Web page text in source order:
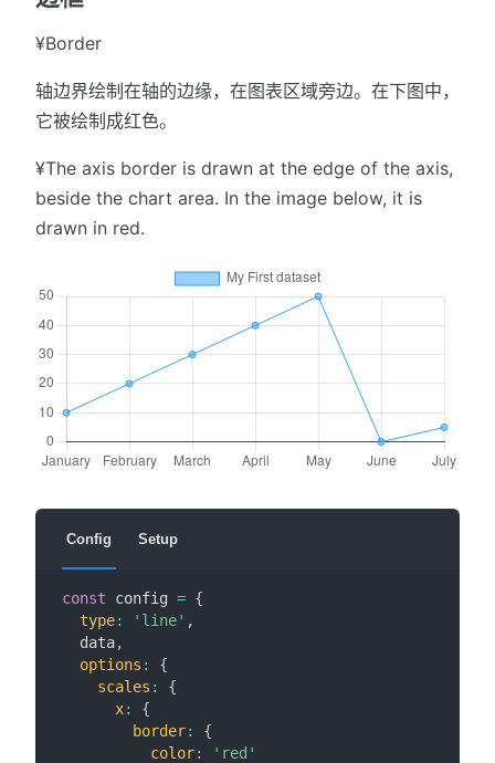
¥Border
轴边界绘制在轴的边缘，在图表区域旁边。在下图中，
它被绘制成红色。
¥The axis border is drawn at the edge of the axis,
beside the chart area. In the image below, it is
drawn in red.
Config Setup
const config = {
type: 'line' ,
  data
,
options :
{
scales :
{
x:
{
border:
{
color:
'red'